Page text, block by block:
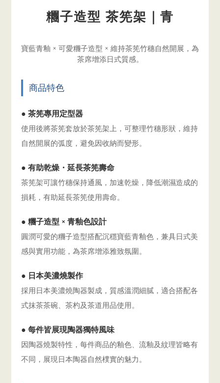
糰子造型 茶筅架｜青
寶藍青釉 × 可愛糰子造型 × 維持茶筅竹穗自然開展，為
茶席增添日式質感。
商品特色
● 茶筅專用定型器
使用後將茶筅套放於茶筅架上，可整理竹穗形狀，維持
自然開展的弧度，避免因收納而變形。
● 有助乾燥・延長茶筅壽命
茶筅架可讓竹穗保持通風，加速乾燥，降低潮濕造成的
損耗，有助延長茶筅使用壽命。
● 糰子造型 × 青釉色設計
圓潤可愛的糰子造型搭配沉穩寶藍青釉色，兼具日式美
感與實用功能，為茶席增添雅致氛圍。
● 日本美濃燒製作
採用日本美濃燒陶器製成，質感溫潤細膩，適合搭配各
式抹茶茶碗、茶杓及茶道用品使用。
● 每件皆展現陶器獨特風味
因陶器燒製特性，每件商品的釉色、流釉及紋理皆略有
不同，展現日本陶器自然樸實的魅力。